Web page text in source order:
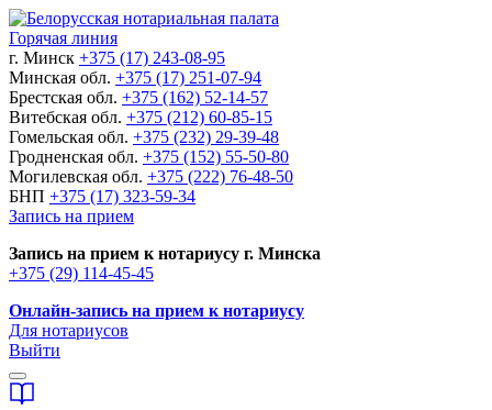
Горячая линия
г. Минск +375 (17) 243-08-95
Минская обл. +375 (17) 251-07-94
Брестская обл. +375 (162) 52-14-57
Витебская обл. +375 (212) 60-85-15
Гомельская обл. +375 (232) 29-39-48
Гродненская обл. +375 (152) 55-50-80
Могилевская обл. +375 (222) 76-48-50
БНП +375 (17) 323-59-34
Запись на прием
Запись на прием к нотариусу г. Минска
+375 (29) 114-45-45
Онлайн-запись на прием к нотариусу
Для нотариусов
Выйти